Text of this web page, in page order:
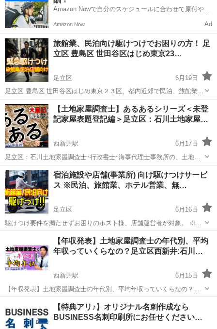
Amazon Nowで自分のスケジュールに合わせて原付や電
Amazon Now Ad
旅館業、民泊向け駆けつけでお困りの方！ 足
立区 豊島区 世田谷区はじめ東京23…
足立区
6月19日
足立区 豊島区 世田谷区はじめ東京２３区、都内近郊で民泊、旅館業を
お考えの方。 ●登録費：15,000円(税別) ※HP要確認 ・同じ集合住宅で
あれば3室まで有効 ・登録費は正式なご依頼を受けた段階で発生いた
し...
東京 足立区 その他
【土地家屋調査士】あるあるシリーズ＜未登
記家屋表題登記編＞足立区：石川土地家屋…
西新井駅
6月17日
足立区：石川土地家屋調査士･行政書士･海事代理士事務所の、土地家
屋調査士･海事代理士：石川温彦です。 youtube動画はじめてみまし
た。 土地家屋調査士あるあるシリーズ＜未登記家屋表題登記編＞足立
区：石川土地家屋...
東京 足立区 西新井駅 その他
宿泊施設や店舗(事業所) 向け駆けつけサービ
ス ※民泊、旅館業、ホテル営業、無…
足立区
6月16日
駆けつけ要件を満たせずお困りのホスト様、店舗運営者が対象。 ※7/1
日、江東区では営業者の常駐が義務化されるます。早急に申請を！ ●
登録費：15,000円(税別)～ ※HP要確認 ・同じ集合住宅であれば3室ま
で...
その他
【年収発表】土地家屋調査士の年代別、平均
年収っていくらなの？足立区西新井:石川…
西新井駅
6月15日
【年収発表】土地家屋調査士の年代別、平均年収っていくらなの？足
立区西新井:石川土地家屋調査士･行政書士･海事代理士事務所
https://www.youtube.com/watch?v=29B5VzIGOlM 足...
西新井駅 その他
【特典アリ♪】オリジナル名刺作成なら
BUSINESS名刺印刷所にお任せください…